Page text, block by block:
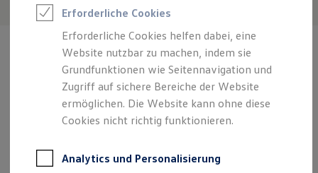
Digitaler Marktplatz
Kauf & Finanzierung
Online-Fahrzeugbewertung
Aktionen & Angebote
E-Auto-Förderung
Für Privatkunden
Für Gewerbekunden
Profi Paket
TopDeal
Zertifizierte Gebrauchtwagen
Verantwortlich für die Inhalte auf dieser Seite ist die Autokaufhaus
Impressum & Rechtliches
Zentrale
Erforderliche Cookies
Erforderliche Cookies helfen dabei, eine
Website nutzbar zu machen, indem sie
Grundfunktionen wie Seitennavigation und
Zugriff auf sichere Bereiche der Website
ermöglichen. Die Website kann ohne diese
Cookies nicht richtig funktionieren.
Analytics und Personalisierung